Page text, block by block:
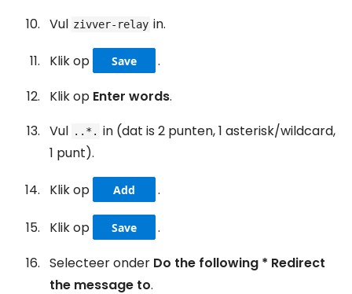
Vul zivver-relay in.
Klik op Save
.
Klik op Enter words.
Vul ..*. in (dat is 2 punten, 1 asterisk/wildcard,
1 punt).
Klik op Add .
Klik op Save
.
Selecteer onder Do the following * Redirect
the message to.